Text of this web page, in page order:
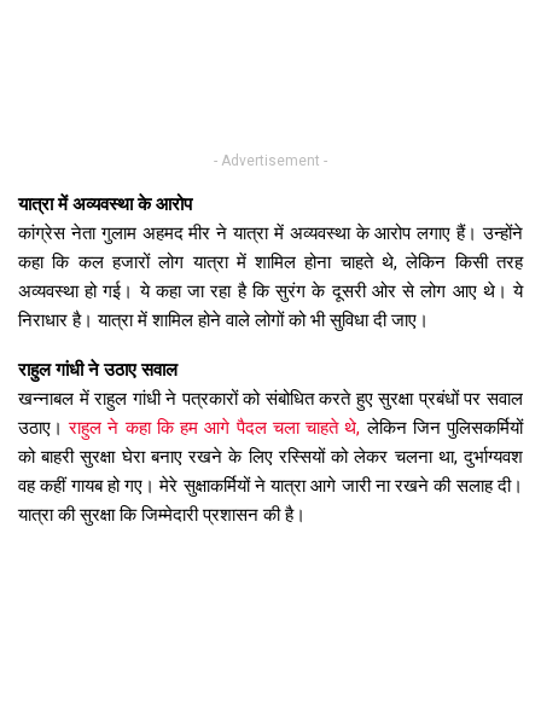
- Advertisement -
यात्रा में अव्यवस्था के आरोप
कांग्रेस नेता गुलाम अहमद मीर ने यात्रा में अव्यवस्था के आरोप लगाए हैं। उन्होंने
कहा कि कल हजारों लोग यात्रा में शामिल होना चाहते थे, लेकिन किसी तरह
अव्यवस्था हो गई। ये कहा जा रहा है कि सुरंग के दूसरी ओर से लोग आए थे। ये
निराधार है। यात्रा में शामिल होने वाले लोगों को भी सुविधा दी जाए।
राहुल गांधी ने उठाए सवाल
खन्नाबल में राहुल गांधी ने पत्रकारों को संबोधित करते हुए सुरक्षा प्रबंधों पर सवाल
उठाए।राहुल ने कहा कि हम आगे पैदल चला चाहते थे, लेकिन जिन पुलिसकर्मियों
को बाहरी सुरक्षा घेरा बनाए रखने के लिए रस्सियों को लेकर चलना था, दुर्भाग्यवश
वह कहीं गायब हो गए। मेरे सुक्षाकर्मियों ने यात्रा आगे जारी ना रखने की सलाह दी।
यात्रा की सुरक्षा कि जिम्मेदारी प्रशासन की है।